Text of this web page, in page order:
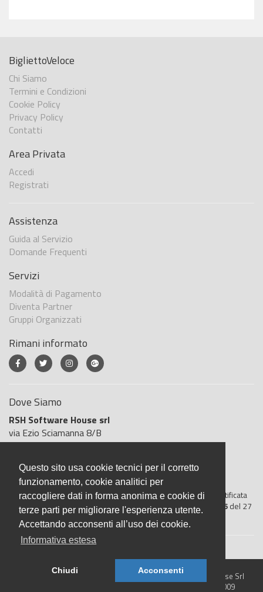
Questo sito usa cookie tecnici per il corretto
funzionamento, cookie analitici per
raccogliere dati in forma anonima e cookie di
terze parti per migliorare l'esperienza utente.
Accettando acconsenti all’uso dei cookie.
Informativa estesa
Chiudi Acconsenti
BigliettoVeloce
Chi Siamo
Termini e Condizioni
Cookie Policy
Privacy Policy
Contatti
Area Privata
Accedi
Registrati
Assistenza
Guida al Servizio
Domande Frequenti
Servizi
Modalità di Pagamento
Diventa Partner
Gruppi Organizzati
Rimani informato
Dove Siamo
RSH Software House srl
via Ezio Sciamanna 8/B
00168 Roma
Italia
BigliettoVeloce è basato sulla piattaforma"GeSiFi ver 1.5"
certificata
dall’Agenzia delle Entrate con protocollo numero2021/103896 del 27
aprile 2021
© 2026 BigliettoVeloce.it - È un prodotto R.S.H. Software House Srl
- Servizi di Biglietteria Elettronica - Partita IVA IT05209071009